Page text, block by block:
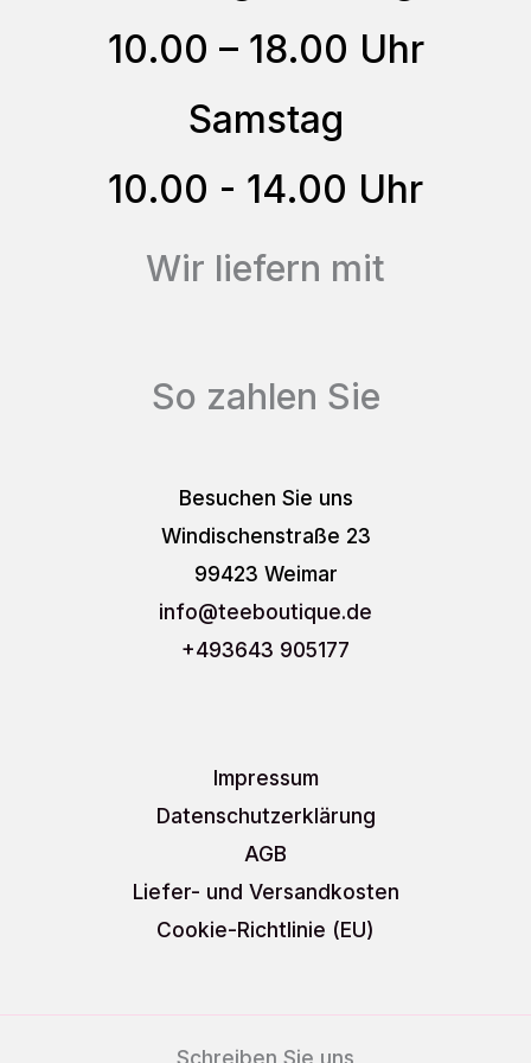
auf
Produktseite
werden
10.00 – 18.00 Uhr
Samstag
10.00 - 14.00 Uhr
Wir liefern mit
So zahlen Sie
Besuchen Sie uns
Windischenstraße 23
99423 Weimar
info@teeboutique.de
+493643 905177
Impressum
Datenschutzerklärung
AGB
Liefer- und Versandkosten
Cookie-Richtlinie (EU)